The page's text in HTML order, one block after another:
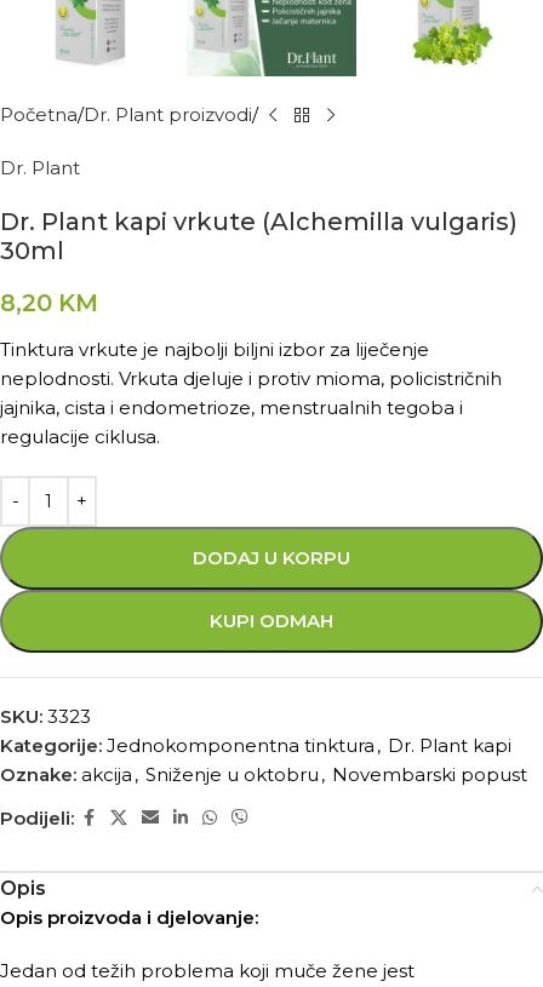
Početna Dr. Plant proizvodi
Dr. Plant
Dr. Plant kapi vrkute (Alchemilla vulgaris)
30ml
8,20 KM
Tinktura vrkute je najbolji biljni izbor za liječenje
neplodnosti. Vrkuta djeluje i protiv mioma, policistričnih
jajnika, cista i endometrioze, menstrualnih tegoba i
regulacije ciklusa.
DODAJ U KORPU
KUPI ODMAH
SKU: 3323
Kategorije: Jednokomponentna tinktura , Dr. Plant kapi
Oznake: akcija , Sniženje u oktobru , Novembarski popust
Podijeli:
Opis
Opis proizvoda i djelovanje:
Jedan od težih problema koji muče žene jest